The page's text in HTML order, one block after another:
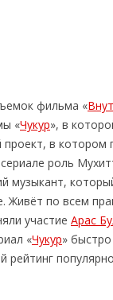
фильма «
«Чукур», в
в
роль
Живёт по всем
участие Арас
«Чукур»
рейтинг